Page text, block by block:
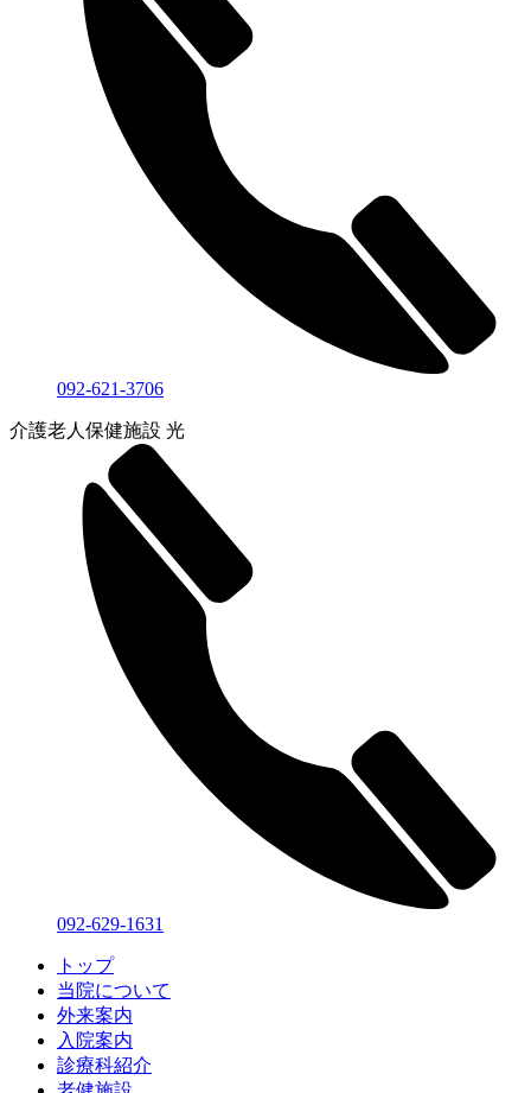
092-621-3706
介護老人保健施設 光
092-629-1631
トップ
当院について
外来案内
入院案内
診療科紹介